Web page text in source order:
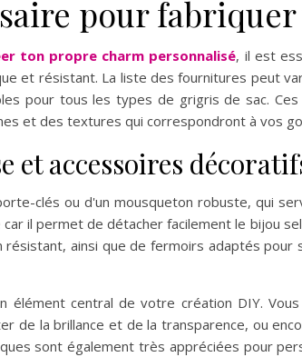
pour
ton propre charm personnalisé, il est
et résistant. La liste des fournitures peut
pour tous les types de grigris de sac.
et des textures qui correspondront à vos
et accessoires
clés ou d'un mousqueton robuste, qui
il permet de détacher facilement le bijou
ainsi que de fermoirs adaptés
élément central de votre création DIY.
de la brillance et de la transparence, ou
sont également très appréciées pour